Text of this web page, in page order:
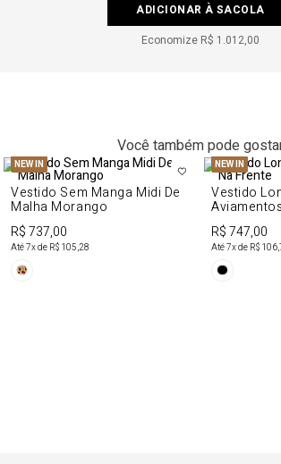
ADICIONAR À SACOLA
Economize R$ 1.012,00
Você também pode
NEW IN
Vestido Sem Manga Midi De
Malha Morango
R$ 737,00
Até7x de R$ 105,28
NEW IN
Vestido
R$ 747,00
Até7x de R$